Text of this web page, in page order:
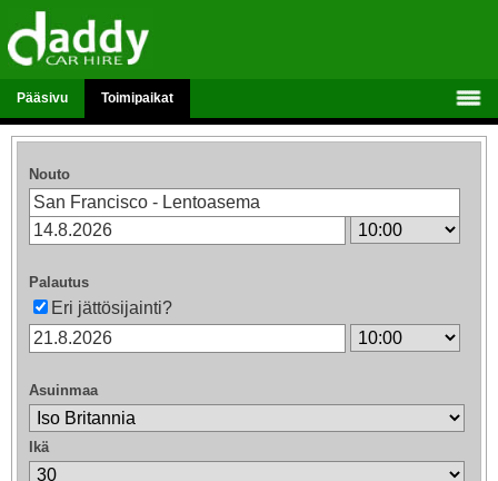
Pääsivu Toimipaikat
Nouto
Palautus
Eri jättösijainti?
Asuinmaa
Ikä